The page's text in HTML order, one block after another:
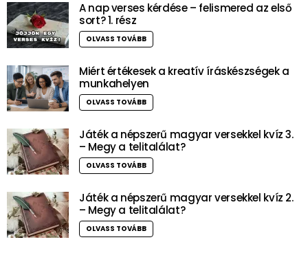
A nap verses kérdése – felismered az első
sort? 1. rész
OLVASS TOVÁBB
Miért értékesek a kreatív íráskészségek a
munkahelyen
OLVASS TOVÁBB
Játék a népszerű magyar versekkel kvíz 3.
– Megy a telitalálat?
OLVASS TOVÁBB
Játék a népszerű magyar versekkel kvíz 2.
– Megy a telitalálat?
OLVASS TOVÁBB